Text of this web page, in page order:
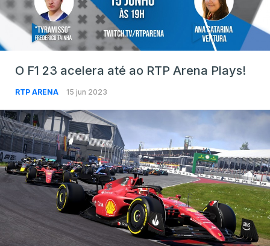
O F1 23 acelera até ao RTP Arena Plays!
RTP ARENA 15 jun 2023